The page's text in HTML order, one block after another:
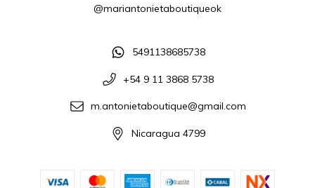
@mariantonietaboutiqueok
5491138685738
+54 9 11 3868 5738
m.antonietaboutique@gmail.com
Nicaragua 4799